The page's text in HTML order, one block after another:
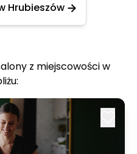
Hrubieszów
z miejscowości w